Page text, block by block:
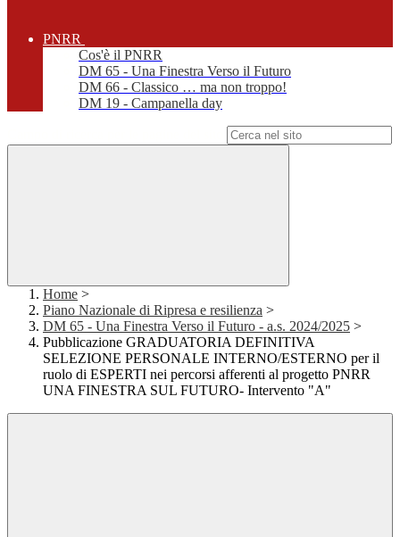
PNRR
Cos'è il PNRR
DM 65 - Una Finestra Verso il Futuro
DM 66 - Classico … ma non troppo!
DM 19 - Campanella day
Home >
Piano Nazionale di Ripresa e resilienza >
DM 65 - Una Finestra Verso il Futuro - a.s. 2024/2025 >
Pubblicazione GRADUATORIA DEFINITIVA
SELEZIONE PERSONALE INTERNO/ESTERNO per il
ruolo di ESPERTI nei percorsi afferenti al progetto PNRR
UNA FINESTRA SUL FUTURO- Intervento "A"